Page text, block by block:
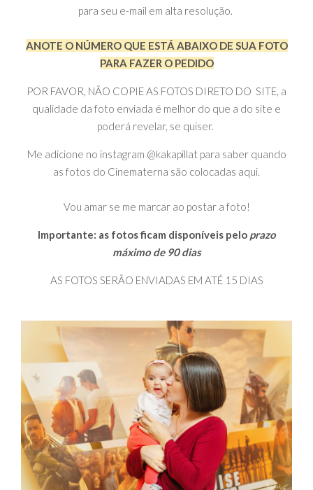
para seu e-mail em alta resolução.
ANOTE O NÚMERO QUE ESTÁ ABAIXO DE SUA FOTO
PARA FAZER O PEDIDO
POR FAVOR, NÃO COPIE AS FOTOS DIRETO DO SITE, a
qualidade da foto enviada é melhor do que a do site e
poderá revelar, se quiser.
Me adicione no instagram @kakapillat para saber quando
as fotos do Cinematerna são colocadas aqui.
Vou amar se me marcar ao postar a foto!
Importante: as fotos ficam disponíveis peloprazo
máximo de 90 dias
AS FOTOS SERÃO ENVIADAS EM ATÉ 15 DIAS